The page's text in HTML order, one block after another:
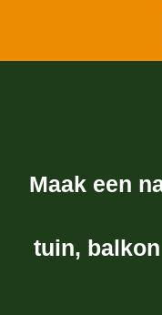
Maak een
tuin,